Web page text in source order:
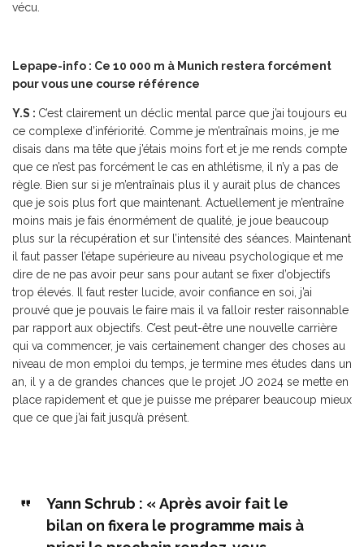
vécu.
Lepape-info : Ce 10 000 m à Munich restera forcément
pour vous une course référence
Y.S : C’est clairement un déclic mental parce que j’ai toujours eu
ce complexe d’infériorité. Comme je m’entraînais moins, je me
disais dans ma tête que j’étais moins fort et je me rends compte
que ce n’est pas forcément le cas en athlétisme, il n’y a pas de
règle. Bien sur si je m’entraînais plus il y aurait plus de chances
que je sois plus fort que maintenant. Actuellement je m’entraîne
moins mais je fais énormément de qualité, je joue beaucoup
plus sur la récupération et sur l’intensité des séances. Maintenant
il faut passer l’étape supérieure au niveau psychologique et me
dire de ne pas avoir peur sans pour autant se fixer d’objectifs
trop élevés. Il faut rester lucide, avoir confiance en soi, j’ai
prouvé que je pouvais le faire mais il va falloir rester raisonnable
par rapport aux objectifs. C’est peut-être une nouvelle carrière
qui va commencer, je vais certainement changer des choses au
niveau de mon emploi du temps, je termine mes études dans un
an, il y a de grandes chances que le projet JO 2024 se mette en
place rapidement et que je puisse me préparer beaucoup mieux
que ce que j’ai fait jusqu’à présent.
Yann Schrub : « Après avoir fait le
bilan on fixera le programme mais à